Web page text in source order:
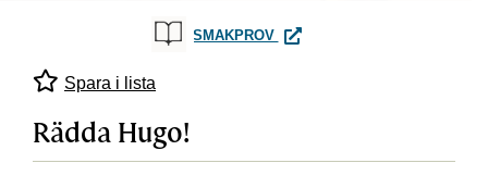
SMAKPROV RÄDDA HUGO!
Spara i lista
Rädda Hugo!